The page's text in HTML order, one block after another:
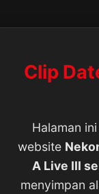
Clip
Halaman
website
A Live III
menyimpan